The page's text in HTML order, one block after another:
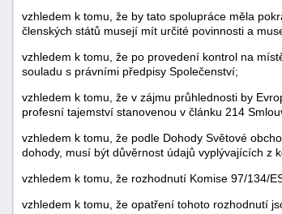
vzhledem k tomu, že by tato spolupráce měla
členských států musejí mít určité povinnosti a
vzhledem k tomu, že po provedení kontrol na
souladu s právními předpisy Společenství;
vzhledem k tomu, že v zájmu průhlednosti by
profesní tajemství stanovenou v článku 214
vzhledem k tomu, že podle Dohody Světové
dohody, musí být důvěrnost údajů vyplývajících z
vzhledem k tomu, že rozhodnutí Komise 97/134/
vzhledem k tomu, že opatření tohoto rozhodnutí